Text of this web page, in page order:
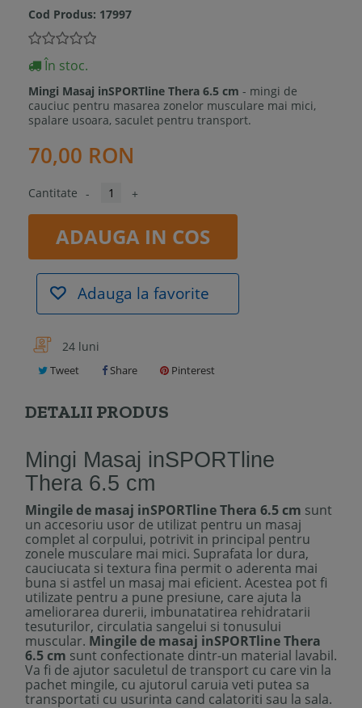
Cod Produs: 17997
În stoc.
Mingi Masaj inSPORTline Thera 6.5 cm - mingi de
cauciuc pentru masarea zonelor musculare mai mici,
spalare usoara, saculet pentru transport.
70,00 RON
Cantitate - +
ADAUGA IN COS
Adauga la favorite
24 luni
Tweet Share Pinterest
DETALII PRODUS
Mingi Masaj inSPORTline
Thera 6.5 cm
Mingile de masaj inSPORTline Thera 6.5 cm sunt
un accesoriu usor de utilizat pentru un masaj
complet al corpului, potrivit in principal pentru
zonele musculare mai mici. Suprafata lor dura,
cauciucata si textura fina permit o aderenta mai
buna si astfel un masaj mai eficient. Acestea pot fi
utilizate pentru a pune presiune, care ajuta la
ameliorarea durerii, imbunatatirea rehidratarii
tesuturilor, circulatia sangelui si tonusului
muscular. Mingile de masaj inSPORTline Thera
6.5 cm sunt confectionate dintr-un material lavabil.
Va fi de ajutor saculetul de transport cu care vin la
pachet mingile, cu ajutorul caruia veti putea sa
transportati cu usurinta cand calatoriti sau la sala.